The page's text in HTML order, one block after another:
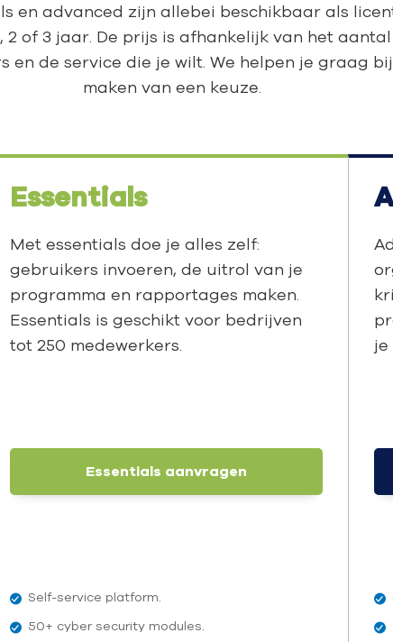
en advanced zijn allebei beschikbaar als
2 of 3 jaar. De prijs is afhankelijk van het aantal
en de service die je wilt. We helpen je graag
maken van een keuze.
Essentials
Met essentials doe je alles zelf:
gebruikers invoeren, de uitrol van je
programma en rapportages maken.
Essentials is geschikt voor bedrijven
tot 250 medewerkers.
Essentials aanvragen
Self-service platform.
50+ cyber security modules.